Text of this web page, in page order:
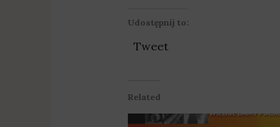
Udostępnij to:
Tweet
Related